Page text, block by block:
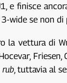
e finisce
wide se non
la vettura di
rub , tuttavia al